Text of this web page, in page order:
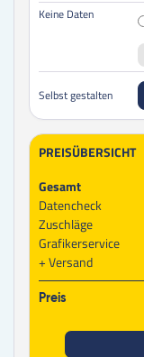
Keine Daten
Selbst gestalten
PREISÜBERSICHT
Gesamt
Datencheck
Zuschläge
Grafikerservice
Versand
Preis